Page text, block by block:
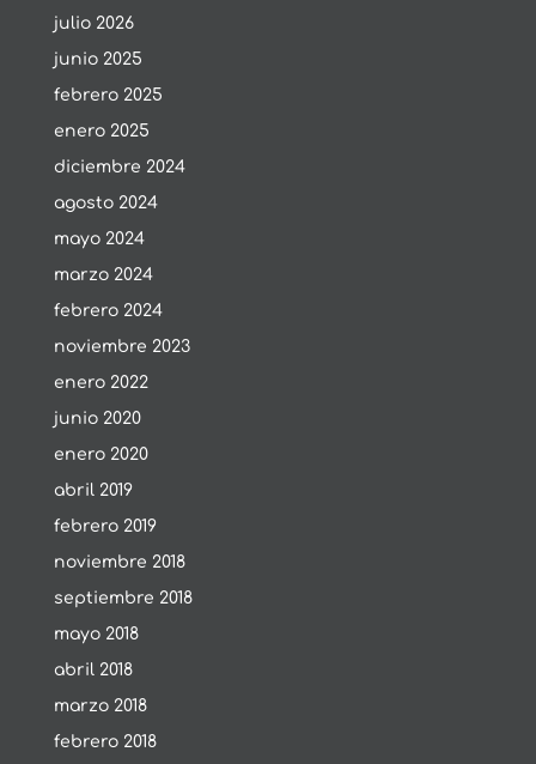
julio 2026
junio 2025
febrero 2025
enero 2025
diciembre 2024
agosto 2024
mayo 2024
marzo 2024
febrero 2024
noviembre 2023
enero 2022
junio 2020
enero 2020
abril 2019
febrero 2019
noviembre 2018
septiembre 2018
mayo 2018
abril 2018
marzo 2018
febrero 2018